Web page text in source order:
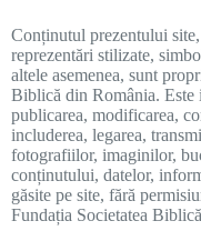
Conținutul prezentului
reprezentări stilizate,
altele asemenea, sunt
Biblică din România. Este
publicarea, modificarea,
includerea, legarea,
fotografiilor, imaginilor,
conținutului, datelor,
găsite pe site, fără
Fundația Societatea